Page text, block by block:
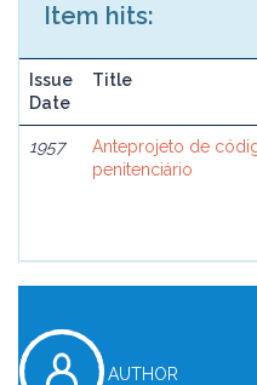
Item hits:
Issue
Date
Title
1957
Anteprojeto de
penitenciário
AUTHOR